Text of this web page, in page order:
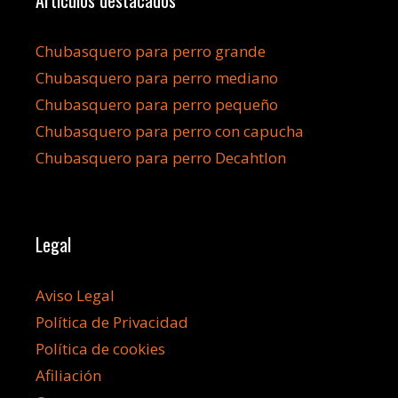
Chubasquero para perro grande
Chubasquero para perro mediano
Chubasquero para perro pequeño
Chubasquero para perro con capucha
Chubasquero para perro Decahtlon
Legal
Aviso Legal
Política de Privacidad
Política de cookies
Afiliación